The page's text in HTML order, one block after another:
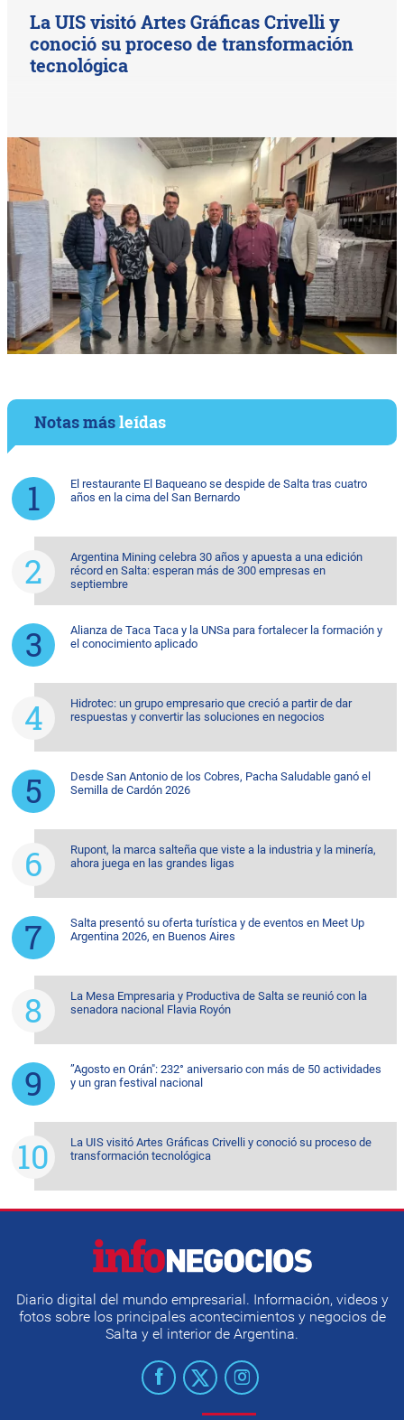
La UIS visitó Artes Gráficas Crivelli y
conoció su proceso de transformación
tecnológica
Notas másleídas
El restaurante El Baqueano se despide de Salta tras cuatro
años en la cima del San Bernardo
Argentina Mining celebra 30 años y apuesta a una edición
récord en Salta: esperan más de 300 empresas en
septiembre
Alianza de Taca Taca y la UNSa para fortalecer la formación y
el conocimiento aplicado
Hidrotec: un grupo empresario que creció a partir de dar
respuestas y convertir las soluciones en negocios
Desde San Antonio de los Cobres, Pacha Saludable ganó el
Semilla de Cardón 2026
Rupont, la marca salteña que viste a la industria y la minería,
ahora juega en las grandes ligas
Salta presentó su oferta turística y de eventos en Meet Up
Argentina 2026, en Buenos Aires
La Mesa Empresaria y Productiva de Salta se reunió con la
senadora nacional Flavia Royón
”Agosto en Orán": 232° aniversario con más de 50 actividades
y un gran festival nacional
La UIS visitó Artes Gráficas Crivelli y conoció su proceso de
transformación tecnológica
Diario digital del mundo empresarial. Información, videos y
fotos sobre los principales acontecimientos y negocios de
Salta y el interior de Argentina.